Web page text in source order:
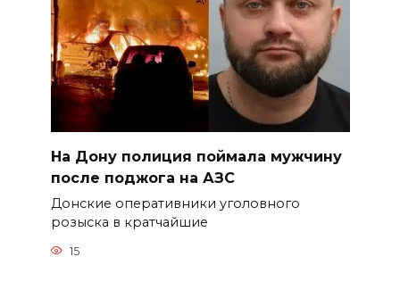
На Дону полиция поймала мужчину
после поджога на АЗС
Донские оперативники уголовного
розыска в кратчайшие
15